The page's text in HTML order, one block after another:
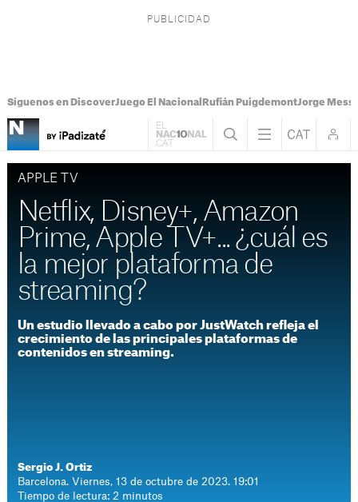
Síguenos en DiscoverJuego El Nacional Rufián PuigdemontJorge Messi
APPLE TV
Netflix, Disney+, Amazon
Prime, Apple TV+... ¿cuál es
la mejor plataforma de
streaming?
Un estudio llevado a cabo por JustWatch refleja el
crecimiento de las principales plataformas de
contenidos en streaming.
Sergio J. Ortiz
Barcelona. Viernes, 13 de octubre de 2023. 19:01
Tiempo de lectura: 2 minutos